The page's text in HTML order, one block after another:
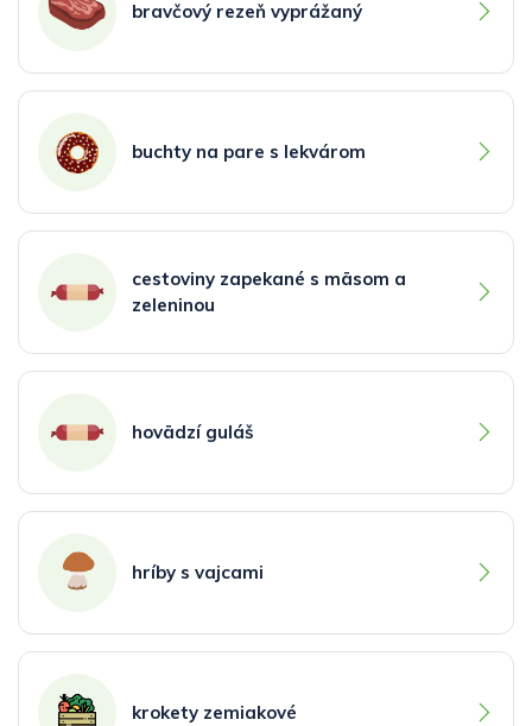
bravčový rezeň vyprážaný
buchty na pare s lekvárom
cestoviny zapekané s mäsom a
zeleninou
hovädzí guláš
hríby s vajcami
krokety zemiakové